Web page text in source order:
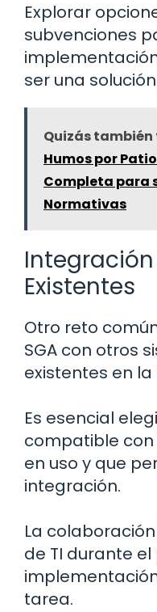
Explorar
subvenciones
ser una
Quizás también
Humos por
Completa para
Normativas
Existentes
Otro reto
SGA con otros
existentes en
Es esencial
compatible
en uso y que
integración.
La
de TI durante
tarea.